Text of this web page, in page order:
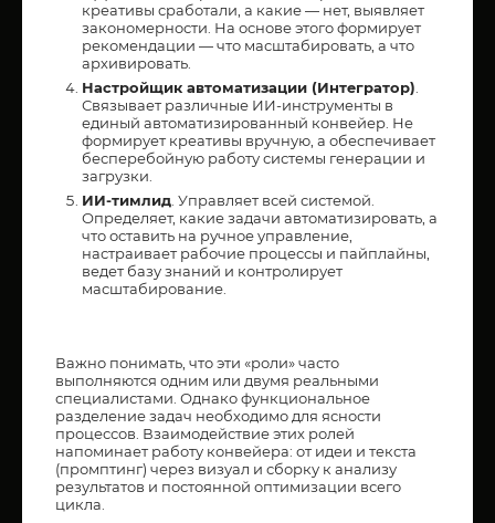
креативы сработали, а какие — нет, выявляет
закономерности. На основе этого формирует
рекомендации — что масштабировать, а что
архивировать.
Настройщик автоматизации (Интегратор).
Связывает различные ИИ-инструменты в
единый автоматизированный конвейер. Не
формирует креативы вручную, а обеспечивает
бесперебойную работу системы генерации и
загрузки.
ИИ-тимлид. Управляет всей системой.
Определяет, какие задачи автоматизировать, а
что оставить на ручное управление,
настраивает рабочие процессы и пайплайны,
ведет базу знаний и контролирует
масштабирование.
Важно понимать, что эти «роли» часто
выполняются одним или двумя реальными
специалистами. Однако функциональное
разделение задач необходимо для ясности
процессов. Взаимодействие этих ролей
напоминает работу конвейера: от идеи и текста
(промптинг) через визуал и сборку к анализу
результатов и постоянной оптимизации всего
цикла.